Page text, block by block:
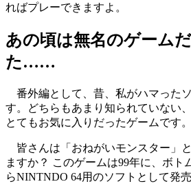
ればプレーできますよ。
あの頃は無名のゲーム
た……
番外編として、昔、私がハマった
す。どちらもあまり知られていない
とてもお気に入りだったゲームです。
皆さんは「おねがいモンスター」
ますか？ このゲームは99年に、ボト
らNINTNDO 64用のソフトとして発